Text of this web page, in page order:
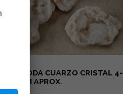
GEODA CUARZO CRISTAL 4-
6CM APROX.